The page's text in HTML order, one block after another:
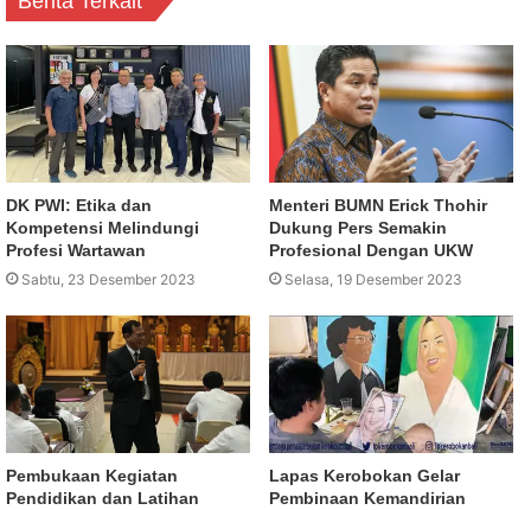
DK PWI: Etika dan
Kompetensi Melindungi
Profesi Wartawan
Sabtu, 23 Desember 2023
Menteri BUMN Erick Thohir
Dukung Pers Semakin
Profesional Dengan UKW
Selasa, 19 Desember 2023
Pembukaan Kegiatan
Pendidikan dan Latihan
Lapas Kerobokan Gelar
Pembinaan Kemandirian